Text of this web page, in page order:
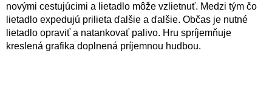
novými cestujúcimi a lietadlo môže vzlietnuť. Medzi tým čo
lietadlo expedujú prilieta ďalšie a ďalšie. Občas je nutné
lietadlo opraviť a natankovať palivo. Hru spríjemňuje
kreslená grafika doplnená príjemnou hudbou.